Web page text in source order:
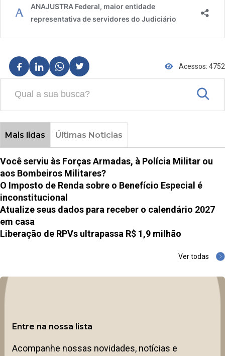
Acessos: 4752
Mais lidas Últimas Notícias
Você serviu às Forças Armadas, à Polícia Militar ou
aos Bombeiros Militares?
O Imposto de Renda sobre o Benefício Especial é
inconstitucional
Atualize seus dados para receber o calendário 2027
em casa
Liberação de RPVs ultrapassa R$ 1,9 milhão
Ver todas
Entre na nossa lista
Acompanhe nossas novidades, notícias e